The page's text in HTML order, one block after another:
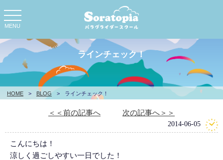
toggle
navigation
MENU
HOME > BLOG > ラインチェック！
ラインチェック！
＜＜前の記事へ 次の記事へ＞＞
2014-06-05
こんにちは！
涼しく過ごしやすい一日でした！